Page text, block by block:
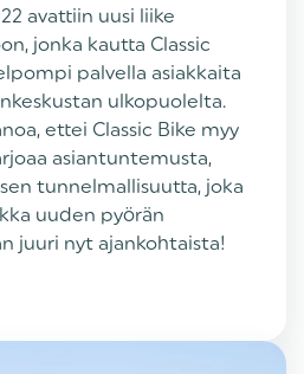
avattiin uusi liike
jonka kautta Classic
palvella asiakkaita
ulkopuolelta.
ettei Classic Bike myy
asiantuntemusta,
tunnelmallisuutta, joka
uuden pyörän
juuri nyt ajankohtaista!